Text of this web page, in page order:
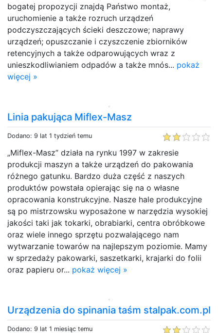
bogatej propozycji znajdą Państwo montaż,
uruchomienie a także rozruch urządzeń
podczyszczających ścieki deszczowe; naprawy
urządzeń; opuszczanie i czyszczenie zbiorników
retencyjnych a także odparowujących wraz z
unieszkodliwianiem odpadów a także mnós... pokaż
więcej »
Linia pakująca Miflex-Masz
Dodano: 9 lat 1 tydzień temu
„Miflex-Masz” działa na rynku 1997 w zakresie
produkcji maszyn a także urządzeń do pakowania
różnego gatunku. Bardzo duża część z naszych
produktów powstała opierając się na o własne
opracowania konstrukcyjne. Nasze hale produkcyjne
są po mistrzowsku wyposażone w narzędzia wysokiej
jakości taki jak tokarki, obrabiarki, centra obróbkowe
oraz wiele innego sprzętu pozwalającego nam
wytwarzanie towarów na najlepszym poziomie. Mamy
w sprzedaży pakowarki, saszetkarki, krajarki do folii
oraz papieru or... pokaż więcej »
Urządzenia do spinania taśm stalpak.com.pl
Dodano: 9 lat 1 miesiąc temu